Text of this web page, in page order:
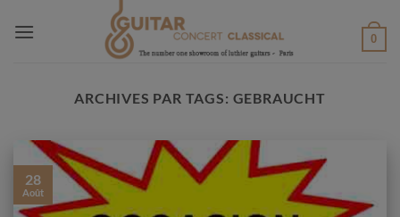
0
ARCHIVES PAR TAGS: GEBRAUCHT
28
Août